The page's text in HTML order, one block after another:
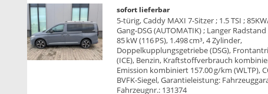
sofort lieferbar
5-türig, Caddy MAXI 7-Sitzer ; 1.5 TSI ;
Gang-DSG (AUTOMATIK) ; Langer
85 kW (116 PS), 1.498 cm³, 4 Zylinder,
Doppelkupplungsgetriebe (DSG),
(ICE), Benzin, Kraftstoffverbrauch
Emission kombiniert 157.00 g/km (WLTP),
BVFK-Siegel, Garantieleistung:
Fahrzeugnr.: 131374